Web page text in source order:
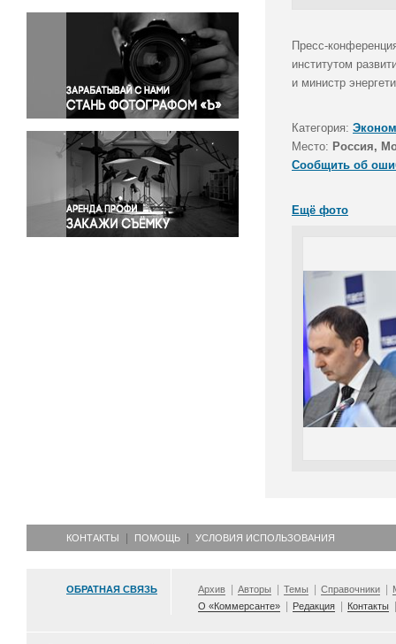
Окружающая среда
Политика
Правосудие
Происшествия и конфликты
Религия
Светская жизнь
Спорт
Экология
Экономика и бизнес
Пресс-
институтом
и министр
Категория:
Место: Россия,
Сообщить об
Ещё фото
КОНТАКТЫ ПОМОЩЬ УСЛОВИЯ ИСПОЛЬЗОВАНИЯ
ОБРАТНАЯ СВЯЗЬ Архив Авторы Темы Справочники
О «Коммерсанте»
Редакция Контакты